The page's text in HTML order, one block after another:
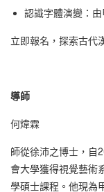
認識字體演變：
立即報名，探索古代
導師
何煒霖
師從徐沛之博士，自
會大學獲得視覺藝術
學碩士課程。他現為